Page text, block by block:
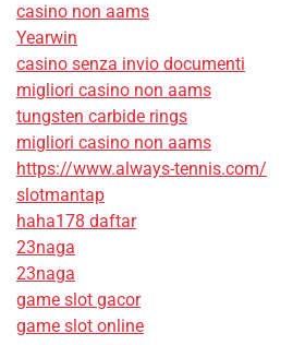
casino non aams
Yearwin
casino senza invio documenti
migliori casino non aams
tungsten carbide rings
migliori casino non aams
https://www.always-tennis.com/
slotmantap
haha178 daftar
23naga
23naga
game slot gacor
game slot online